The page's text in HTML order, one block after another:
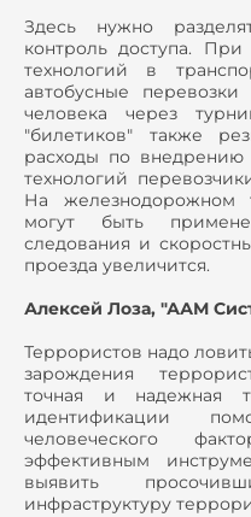
Здесь нужно
контроль доступа.
технологий в
автобусные
человека через
"билетиков" также
расходы по внедрению
технологий
На железнодорожном
могут быть
следования и
проезда увеличится.
Алексей Лоза, "ААМ
Террористов надо
зарождения
точная и надежная
идентификации
человеческого
эффективным
выявить
инфраструктуру